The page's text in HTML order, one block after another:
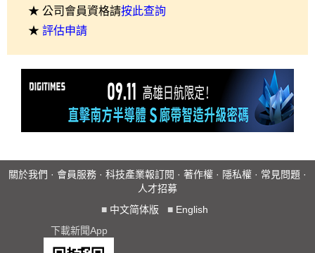
★ 公司會員資格請按此查詢
★ 評估申請
關於我們 · 會員服務 · 科技產業報訂閱 · 著作權 · 隱私權 · 常見問題 ·
人才招募
■ 中文简体版 ■ English
下載新聞App